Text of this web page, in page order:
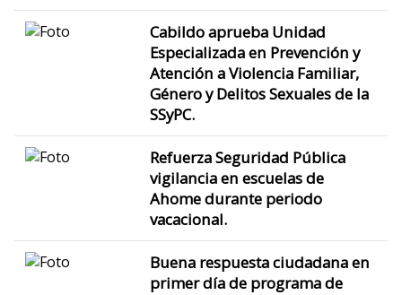
Cabildo aprueba Unidad
Especializada en Prevención y
Atención a Violencia Familiar,
Género y Delitos Sexuales de la
SSyPC.
Refuerza Seguridad Pública
vigilancia en escuelas de
Ahome durante periodo
vacacional.
Buena respuesta ciudadana en
primer día de programa de